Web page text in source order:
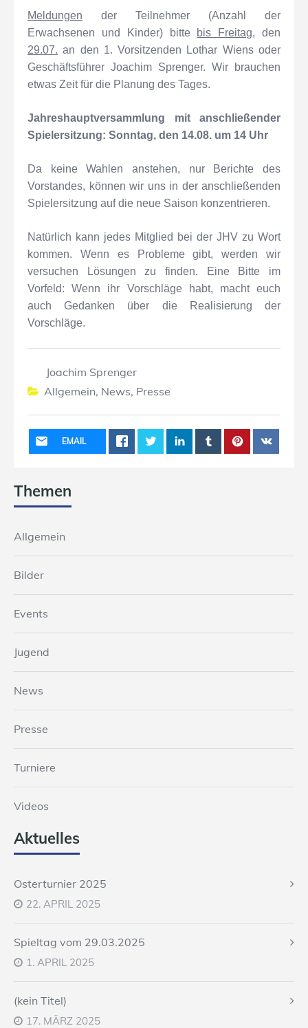
Meldungen der Teilnehmer (Anzahl der
Erwachsenen und Kinder) bitte bis Freitag, den
29.07. an den 1. Vorsitzenden Lothar Wiens oder
Geschäftsführer Joachim Sprenger. Wir brauchen
etwas Zeit für die Planung des Tages.
Jahreshauptversammlung mit anschließender
Spielersitzung: Sonntag, den 14.08. um 14 Uhr
Da keine Wahlen anstehen, nur Berichte des
Vorstandes, können wir uns in der anschließenden
Spielersitzung auf die neue Saison konzentrieren.
Natürlich kann jedes Mitglied bei der JHV zu Wort
kommen. Wenn es Probleme gibt, werden wir
versuchen Lösungen zu finden. Eine Bitte im
Vorfeld: Wenn ihr Vorschläge habt, macht euch
auch Gedanken über die Realisierung der
Vorschläge.
Joachim Sprenger
Allgemein, News, Presse
EMAIL
Themen
Allgemein
Bilder
Events
Jugend
News
Presse
Turniere
Videos
Aktuelles
Osterturnier 2025
22. APRIL 2025
Spieltag vom 29.03.2025
1. APRIL 2025
(kein Titel)
17. MÄRZ 2025